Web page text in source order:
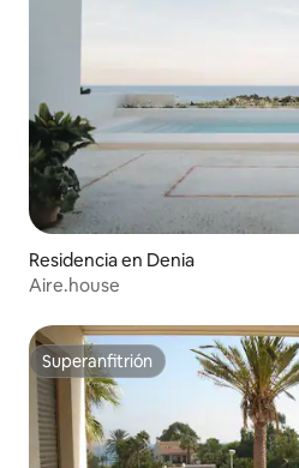
Residencia en Denia
Aire.house
Superanfitrión
Superanfitrión